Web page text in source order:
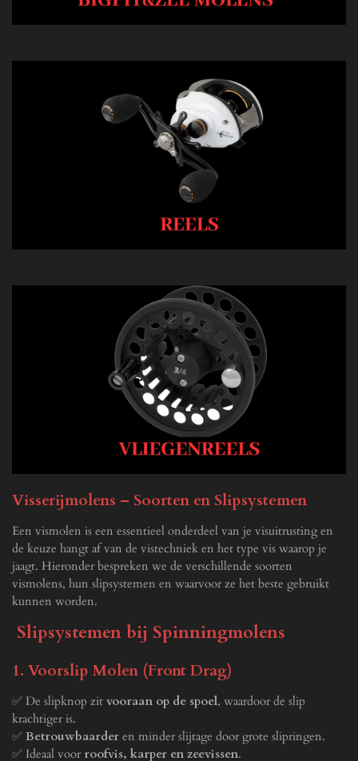
Visserijmolens – Soorten en Slipsystemen
Een vismolen is een essentieel onderdeel van je visuitrusting en
de keuze hangt af van de vistechniek en het type vis waarop je
jaagt. Hieronder bespreken we de verschillende soorten
vismolens, hun slipsystemen en waarvoor ze het beste gebruikt
kunnen worden.
Slipsystemen bij Spinningmolens
1. Voorslip Molen (Front Drag)
✅ De slipknop zit vooraan op de spoel, waardoor de slip
krachtiger is.
✅ Betrouwbaarder en minder slijtage door grote slipringen.
✅ Ideaal voor roofvis, karper en zeevissen.